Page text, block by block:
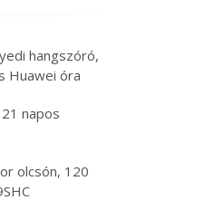
hangszóró,
Huawei óra
napos
olcsón, 120